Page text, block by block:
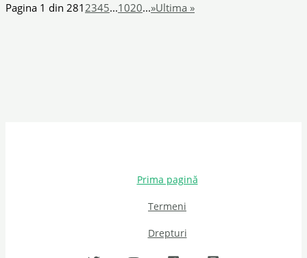
Pagina 1 din 2812345...1020...»Ultima »
Prima pagină
Termeni
Drepturi